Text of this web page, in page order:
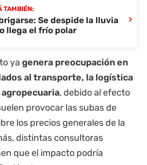
TAMBIÉN:
Se despide la lluvia
llega el frío polar
›
ya genera preocupación en
al transporte, la logística
, debido al efecto
provocar las subas de
los precios generales de la
distintas consultoras
que el impacto podría